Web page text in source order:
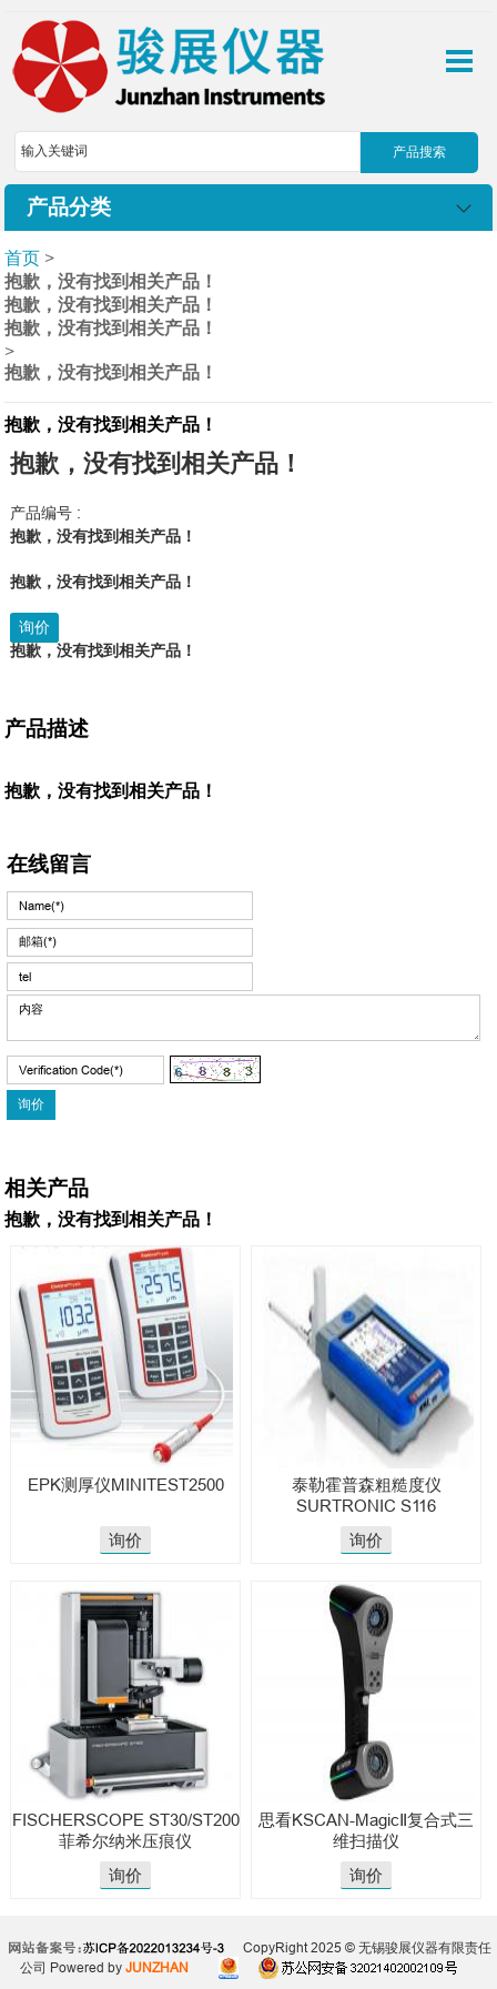
产品分类
首页 >
抱歉，没有找到相关产品！
抱歉，没有找到相关产品！
抱歉，没有找到相关产品！
>
抱歉，没有找到相关产品！
抱歉，没有找到相关产品！
抱歉，没有找到相关产品！
产品编号 :
抱歉，没有找到相关产品！
抱歉，没有找到相关产品！
询价
抱歉，没有找到相关产品！
产品描述
抱歉，没有找到相关产品！
在线留言
相关产品
抱歉，没有找到相关产品！
EPK测厚仪MINITEST2500
询价
泰勒霍普森粗糙度仪
SURTRONIC S116
询价
FISCHERSCOPE ST30/ST200
菲希尔纳米压痕仪
询价
思看KSCAN-MagicⅡ复合式三
维扫描仪
询价
CopyRight 2025 © 无锡骏展仪器有限责任
公司 Powered by JUNZHAN